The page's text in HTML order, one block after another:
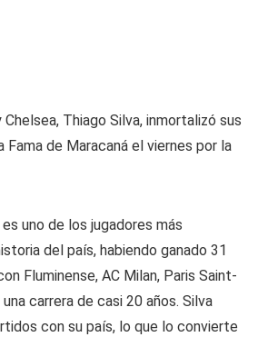
Thiago Silva, inmortalizó sus
Fama de Maracaná el viernes por la
uno de los jugadores más
del país, habiendo ganado 31
Fluminense, AC Milan, Paris Saint-
carrera de casi 20 años. Silva
con su país, lo que lo convierte